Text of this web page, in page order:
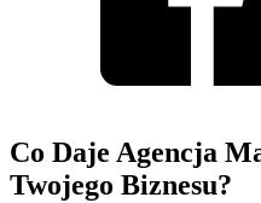
Co Daje Agencja
Twojego Biznesu?